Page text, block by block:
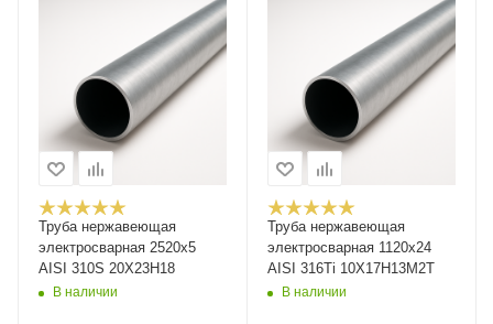
Труба нержавеющая
электросварная 2520х5
AISI 310S 20Х23Н18
В наличии
Труба нержавеющая
электросварная 1120х24
AISI 316Ti 10Х17Н13М2Т
В наличии